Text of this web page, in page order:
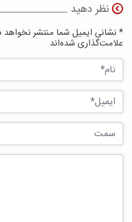
نظر دهید
* نشانی ایمیل شما منتشر
علامت‌گذاری شده‌اند